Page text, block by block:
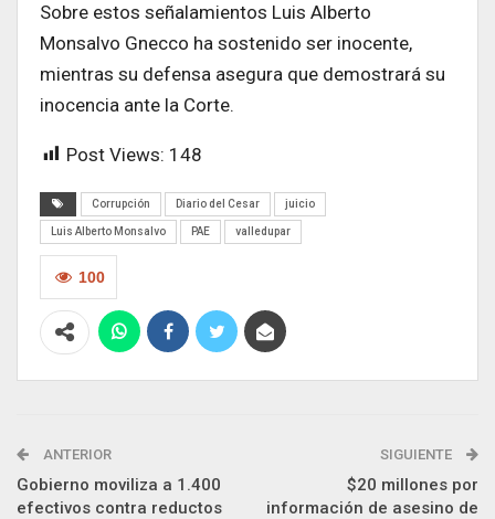
Sobre estos señalamientos Luis Alberto
Monsalvo Gnecco ha sostenido ser inocente,
mientras su defensa asegura que demostrará su
inocencia ante la Corte.
Post Views: 148
Corrupción Diario del Cesar juicio
Luis Alberto Monsalvo PAE valledupar
100
ANTERIOR
Gobierno moviliza a 1.400
efectivos contra reductos
SIGUIENTE
$20 millones por
información de asesino de